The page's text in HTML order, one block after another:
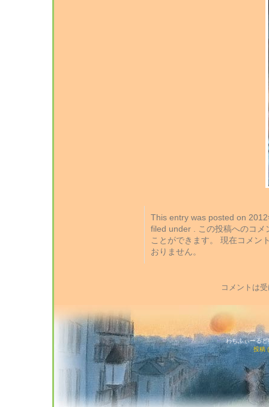
This entry was posted on
filed under . この投稿へのコ
ことができます。 現在コメン
おりません。
コメントは
わちふぃーる
投稿